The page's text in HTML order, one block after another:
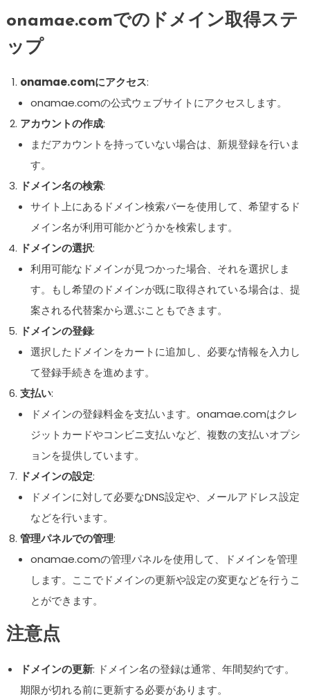
onamae.comでのドメイン取得ステ
ップ
onamae.comにアクセス:
onamae.comの公式ウェブサイトにアクセスします。
アカウントの作成:
まだアカウントを持っていない場合は、新規登録を行いま
す。
ドメイン名の検索:
サイト上にあるドメイン検索バーを使用して、希望するド
メイン名が利用可能かどうかを検索します。
ドメインの選択:
利用可能なドメインが見つかった場合、それを選択しま
す。もし希望のドメインが既に取得されている場合は、提
案される代替案から選ぶこともできます。
ドメインの登録:
選択したドメインをカートに追加し、必要な情報を入力し
て登録手続きを進めます。
支払い:
ドメインの登録料金を支払います。onamae.comはクレ
ジットカードやコンビニ支払いなど、複数の支払いオプシ
ョンを提供しています。
ドメインの設定:
ドメインに対して必要なDNS設定や、メールアドレス設定
などを行います。
管理パネルでの管理:
onamae.comの管理パネルを使用して、ドメインを管理
します。ここでドメインの更新や設定の変更などを行うこ
とができます。
注意点
ドメインの更新: ドメイン名の登録は通常、年間契約です。
期限が切れる前に更新する必要があります。